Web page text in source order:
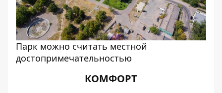
Парк можно считать местной
достопримечательностью
КОМФОРТ